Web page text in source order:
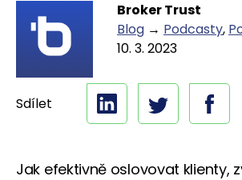
Broker Trust
Blog → Podcasty,
10. 3. 2023
Sdílet
Jak efektivně oslovovat klienty,